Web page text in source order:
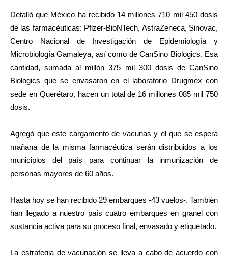
Detalló que México ha recibido 14 millones 710 mil 450 dosis
de las farmacéuticas: Pfizer-BioNTech, AstraZeneca, Sinovac,
Centro Nacional de Investigación de Epidemiología y
Microbiología Gamaleya, así como de CanSino Biologics. Esa
cantidad, sumada al millón 375 mil 300 dosis de CanSino
Biologics que se envasaron en el laboratorio Drugmex con
sede en Querétaro, hacen un total de 16 millones 085 mil 750
dosis.
Agregó que este cargamento de vacunas y el que se espera
mañana de la misma farmacéutica serán distribuidos a los
municipios del país para continuar la inmunización de
personas mayores de 60 años.
Hasta hoy se han recibido 29 embarques -43 vuelos-. También
han llegado a nuestro país cuatro embarques en granel con
sustancia activa para su proceso final, envasado y etiquetado.
La estrategia de vacunación se lleva a cabo de acuerdo con